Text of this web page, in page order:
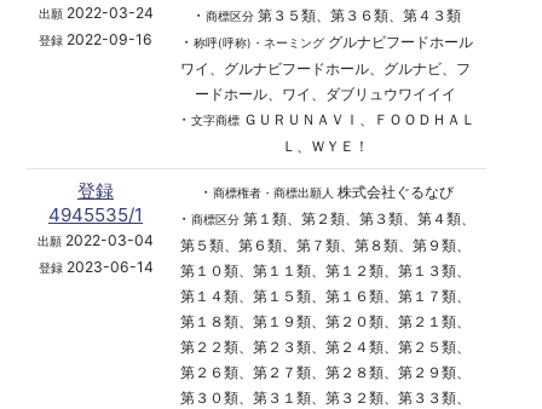
出願2022-03-24
登録 2022-09-16
・ 商標区分第３５類、第３６類、第４３類
・ 称呼(呼称)・ネーミンググルナビフードホール
ワイ、グルナビフードホール、グルナビ、フ
ードホール、ワイ、ダブリュウワイイイ
・ 文字商標ＧＵＲＵＮＡＶＩ、ＦＯＯＤＨＡＬ
Ｌ、ＷＹＥ！
登録
4945535/1
出願 2022-03-04
登録2023-06-14
・ 商標権者・商標出願人 株式会社ぐるなび
・ 商標区分第１類、第２類、第３類、第４類、
第５類、第６類、第７類、第８類、第９類、
第１０類、第１１類、第１２類、第１３類、
第１４類、第１５類、第１６類、第１７類、
第１８類、第１９類、第２０類、第２１類、
第２２類、第２３類、第２４類、第２５類、
第２６類、第２７類、第２８類、第２９類、
第３０類、第３１類、第３２類、第３３類、